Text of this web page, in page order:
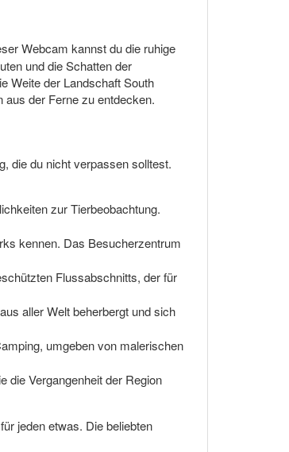
Webcam kannst du die ruhige
und die Schatten der
Weite der Landschaft South
der Ferne zu entdecken.
die du nicht verpassen solltest.
zur Tierbeobachtung.
kennen. Das Besucherzentrum
Flussabschnitts, der für
aller Welt beherbergt und sich
umgeben von malerischen
die Vergangenheit der Region
jeden etwas. Die beliebten